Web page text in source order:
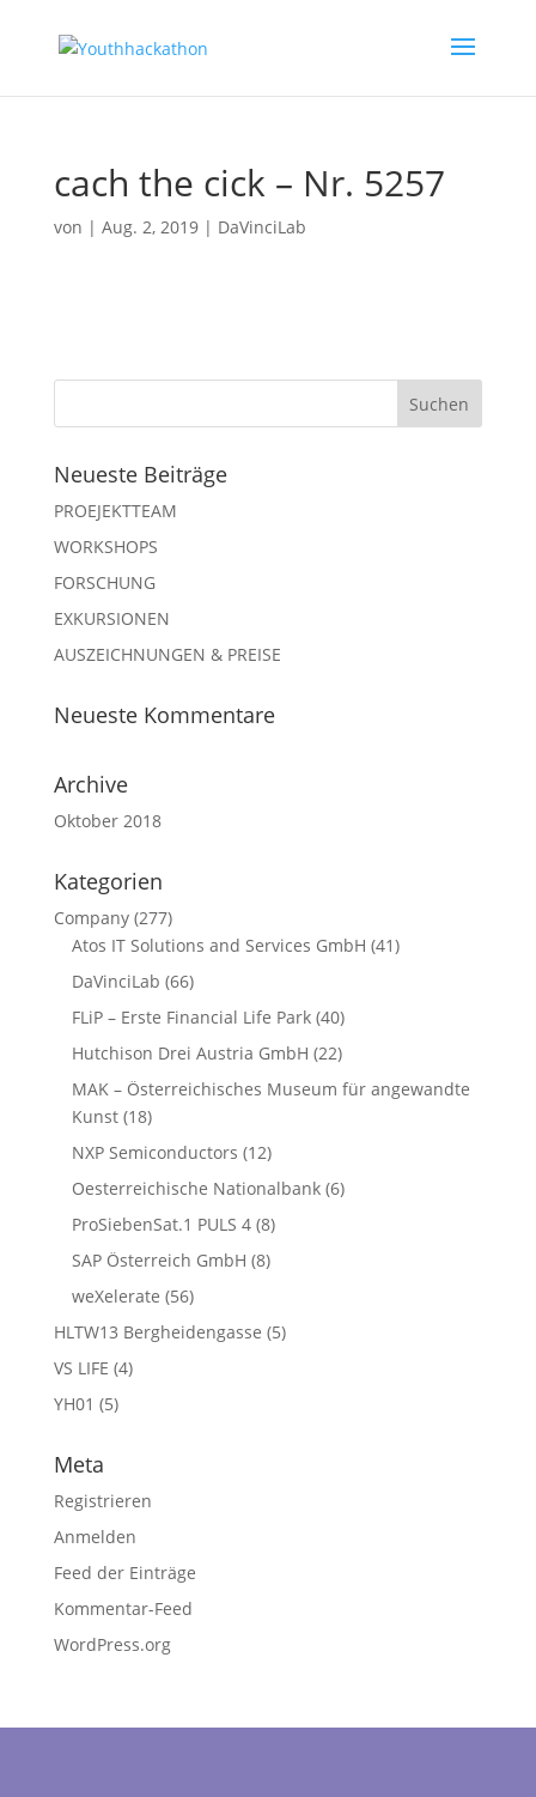
cach the cick – Nr. 5257
von | Aug. 2, 2019| DaVinciLab
Neueste Beiträge
PROEJEKTTEAM
WORKSHOPS
FORSCHUNG
EXKURSIONEN
AUSZEICHNUNGEN & PREISE
Neueste Kommentare
Archive
Oktober 2018
Kategorien
Company(277)
Atos IT Solutions and Services GmbH (41)
DaVinciLab (66)
FLiP – Erste Financial Life Park(40)
Hutchison Drei Austria GmbH (22)
MAK – Österreichisches Museum für angewandte
Kunst(18)
NXP Semiconductors (12)
Oesterreichische Nationalbank(6)
ProSiebenSat.1 PULS 4(8)
SAP Österreich GmbH (8)
weXelerate (56)
HLTW13 Bergheidengasse (5)
VS LIFE (4)
YH01 (5)
Meta
Registrieren
Anmelden
Feed der Einträge
Kommentar-Feed
WordPress.org